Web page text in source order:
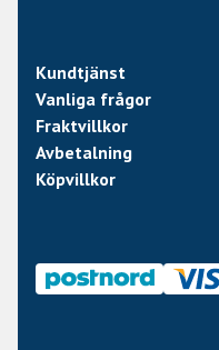
Kundtjänst
Vanliga frågor
Fraktvillkor
Avbetalning
Köpvillkor